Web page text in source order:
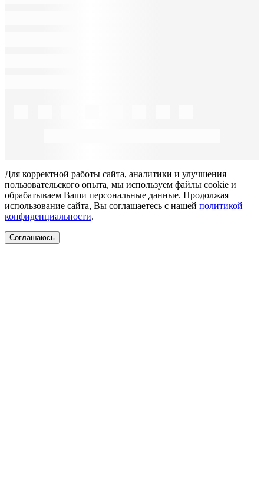
Для корректной работы сайта, аналитики и улучшения
пользовательского опыта, мы используем файлы cookie и
обрабатываем Ваши персональные данные. Продолжая
использование сайта, Вы соглашаетесь с нашей политикой
конфиденциальности.
Соглашаюсь